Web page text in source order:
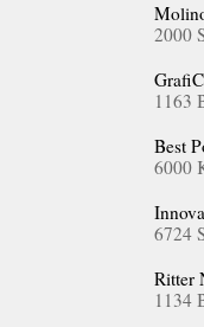
2000
1163
Best
6000
6724
Ritter
1134